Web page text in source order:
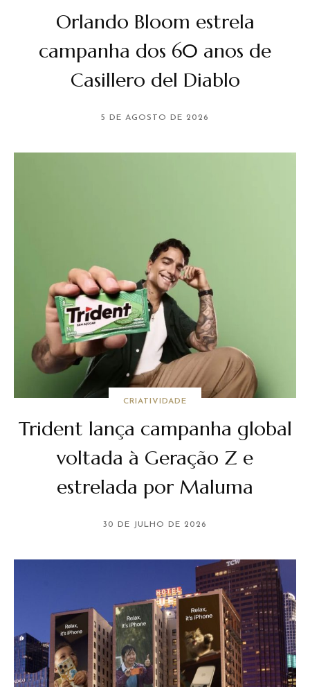
Orlando Bloom estrela
campanha dos 60 anos de
Casillero del Diablo
5 DE AGOSTO DE 2026
CRIATIVIDADE
Trident lança campanha global
voltada à Geração Z e
estrelada por Maluma
30 DE JULHO DE 2026